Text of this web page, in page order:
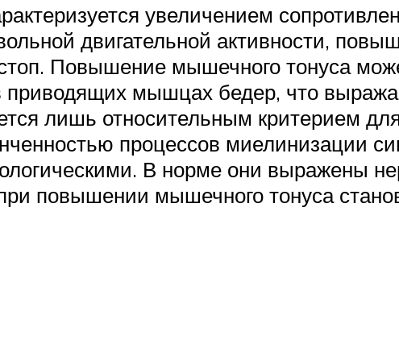
увеличением
двигательной активности,
Повышение мышечного тонуса
мышцах бедер, что
лишь относительным критерием
процессов миелинизации
В норме они выражены
повышении мышечного тонуса